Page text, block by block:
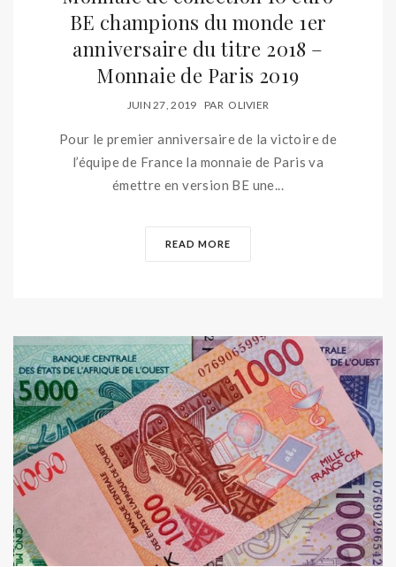
BE champions du monde 1er
anniversaire du titre 2018 –
Monnaie de Paris 2019
JUIN 27, 2019 PAR OLIVIER
Pour le premier anniversaire de la victoire de
l’équipe de France la monnaie de Paris va
émettre en version BE une...
READ MORE